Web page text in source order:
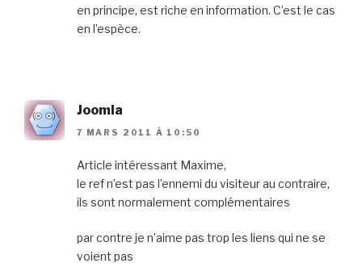
en principe, est riche en information. C’est le cas
en l’espèce.
Joomla
7 MARS 2011 À 10:50
Article intéressant Maxime,
le ref n’est pas l’ennemi du visiteur au contraire,
ils sont normalement complémentaires
par contre je n’aime pas trop les liens qui ne se
voient pas